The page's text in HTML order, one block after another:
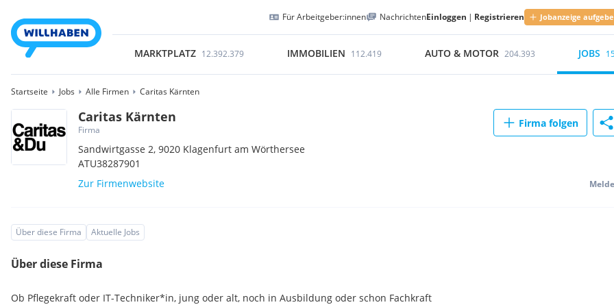
Für Arbeitgeber:innen NachrichtenEinloggen | Registrieren Jobanzeige
MARKTPLATZ 12.392.379 IMMOBILIEN 112.419 AUTO & MOTOR 204.393 JOBS
Startseite Jobs Alle Firmen Caritas Kärnten
Caritas Kärnten
Firma
Sandwirtgasse 2,9020 Klagenfurt am Wörthersee
ATU38287901
Zur Firmenwebsite
Firma folgen
Über diese Firma Aktuelle Jobs
Über diese Firma
Ob Pflegekraft oder IT-Techniker*in, jung oder alt, noch in Ausbildung oder schon Fachkraft